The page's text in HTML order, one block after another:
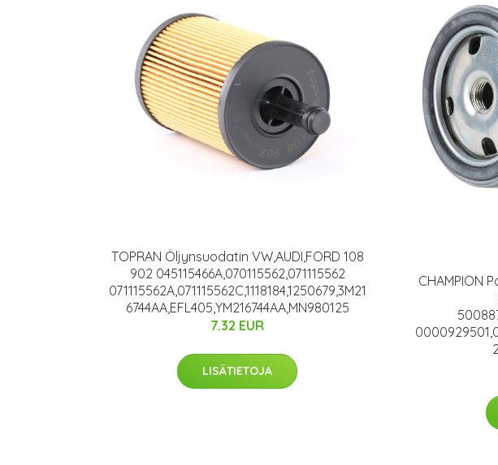
TOPRAN Öljynsuodatin VW,AUDI,FORD 108
902 045115466A,070115562,071115562
071115562A,071115562C,1118184,1250679,3M21
6744AA,EFL405,YM216744AA,MN980125
7.32 EUR
LISÄTIETOJA
CHAMPION